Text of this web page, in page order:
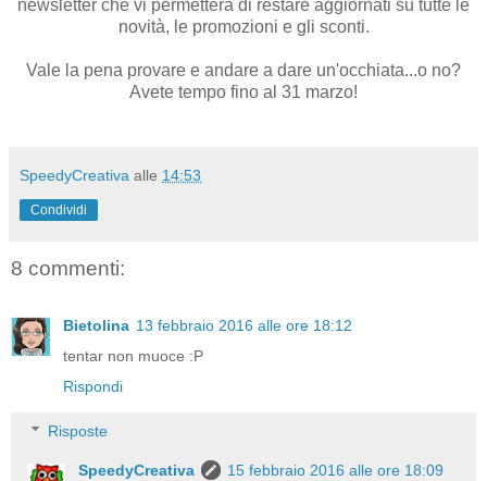
newsletter che vi permetterà di restare aggiornati su tutte le
novità, le promozioni e gli sconti.
Vale la pena provare e andare a dare un'occhiata...o no?
Avete tempo fino al 31 marzo!
SpeedyCreativa alle 14:53
Condividi
8 commenti:
Bietolina 13 febbraio 2016 alle ore 18:12
tentar non muoce :P
Rispondi
Risposte
SpeedyCreativa
15 febbraio 2016 alle ore 18:09